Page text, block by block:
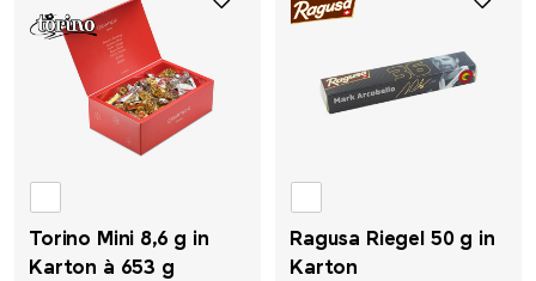
Torino Mini 8,6 g in
Karton à 653 g
Ragusa Riegel 50 g in
Karton